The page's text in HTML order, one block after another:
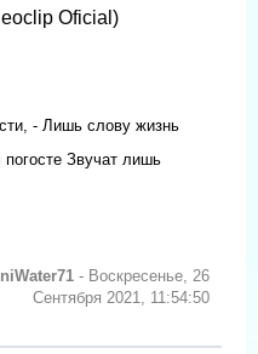
Oficial)
- Лишь слову жизнь
Звучат лишь
- Воскресенье, 26
Сентября 2021, 11:54:50